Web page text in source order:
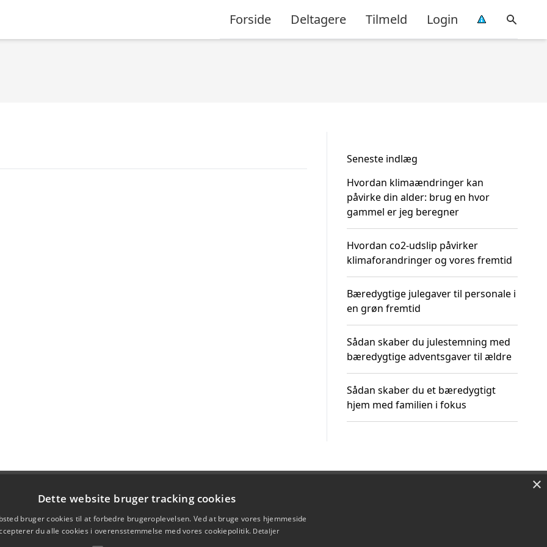
Forside Deltagere Tilmeld Login
Seneste indlæg
Hvordan klimaændringer kan
påvirke din alder: brug en hvor
gammel er jeg beregner
Hvordan co2-udslip påvirker
klimaforandringer og vores fremtid
Bæredygtige julegaver til personale i
en grøn fremtid
Sådan skaber du julestemning med
bæredygtige adventsgaver til ældre
Sådan skaber du et bæredygtigt
hjem med familien i fokus
×
Dette website bruger tracking cookies
bruger cookies til at forbedre brugeroplevelsen. Ved at bruge vores hjemmeside
du alle cookies i overensstemmelse med vores cookiepolitik. Detaljer